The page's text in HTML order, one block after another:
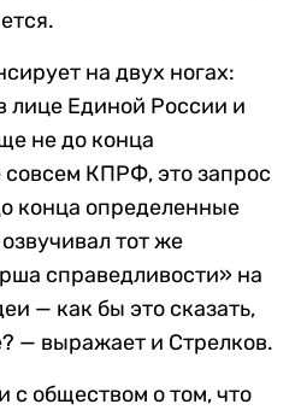
на двух ногах:
лице Единой России и
не до конца
КПРФ, это запрос
конца определенные
тот же
справедливости» на
— как бы это сказать,
— выражает и Стрелков.
с обществом о том, что